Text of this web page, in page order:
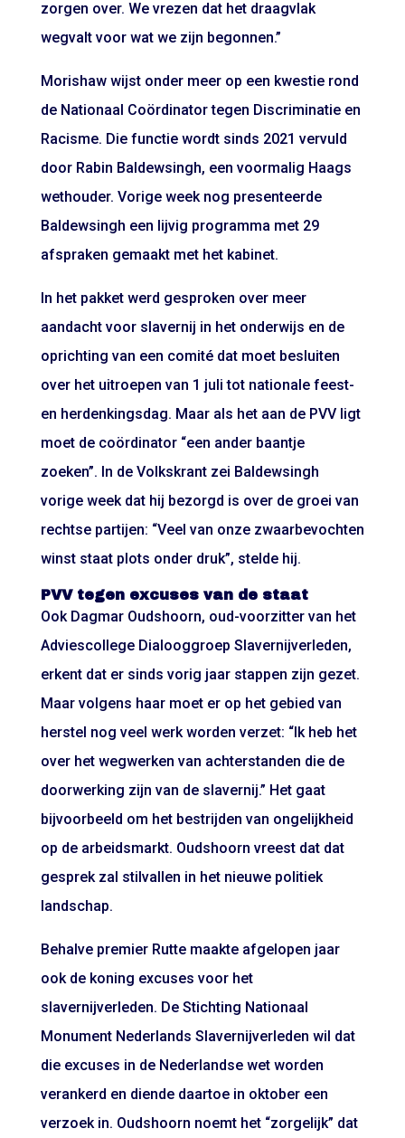
zorgen over. We vrezen dat het draagvlak
wegvalt voor wat we zijn begonnen.”
Morishaw wijst onder meer op een kwestie rond
de Nationaal Coördinator tegen Discriminatie en
Racisme. Die functie wordt sinds 2021 vervuld
door Rabin Baldewsingh, een voormalig Haags
wethouder. Vorige week nog presenteerde
Baldewsingh een lijvig programma met 29
afspraken gemaakt met het kabinet.
In het pakket werd gesproken over meer
aandacht voor slavernij in het onderwijs en de
oprichting van een comité dat moet besluiten
over het uitroepen van 1 juli tot nationale feest-
en herdenkingsdag. Maar als het aan de PVV ligt
moet de coördinator “een ander baantje
zoeken”. In de Volkskrant zei Baldewsingh
vorige week dat hij bezorgd is over de groei van
rechtse partijen: “Veel van onze zwaarbevochten
winst staat plots onder druk”, stelde hij.
PVV tegen excuses van de staat
Ook Dagmar Oudshoorn, oud-voorzitter van het
Adviescollege Dialooggroep Slavernijverleden,
erkent dat er sinds vorig jaar stappen zijn gezet.
Maar volgens haar moet er op het gebied van
herstel nog veel werk worden verzet: “Ik heb het
over het wegwerken van achterstanden die de
doorwerking zijn van de slavernij.” Het gaat
bijvoorbeeld om het bestrijden van ongelijkheid
op de arbeidsmarkt. Oudshoorn vreest dat dat
gesprek zal stilvallen in het nieuwe politiek
landschap.
Behalve premier Rutte maakte afgelopen jaar
ook de koning excuses voor het
slavernijverleden. De Stichting Nationaal
Monument Nederlands Slavernijverleden wil dat
die excuses in de Nederlandse wet worden
verankerd en diende daartoe in oktober een
verzoek in. Oudshoorn noemt het “zorgelijk” dat